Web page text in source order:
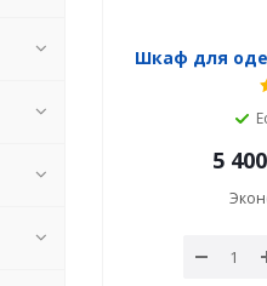
Шкаф для
5 400